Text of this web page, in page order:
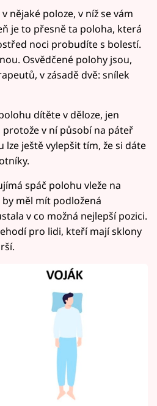
nějaké poloze, v níž se vám
je to přesně ta poloha, která
noci probudíte s bolestí.
Osvědčené polohy jsou,
v zásadě dvě: snílek
dítěte v děloze, jen
v ní působí na páteř
lze ještě vylepšit tím, že si dáte
spáč polohu vleže na
měl mít podložená
v co možná nejlepší pozici.
pro lidi, kteří mají sklony